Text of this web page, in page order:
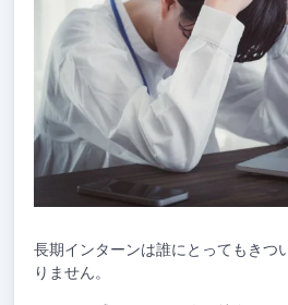
長期インターンは誰にとってもきつ
りません。